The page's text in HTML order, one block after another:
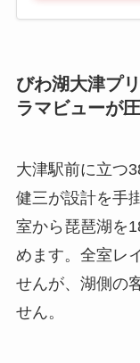
びわ湖大津プ
ラマビューが
大津駅前に立つ
健三が設計を手
室から琵琶湖を
めます。全室レ
せんが、湖側の
せん。